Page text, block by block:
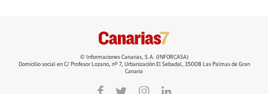
© Informaciones Canarias, S.A. (INFORCASA)
Domicilio social en C/ Profesor Lozano, nº 7, Urbanización El Sebadal, 35008 Las Palmas de Gran
Canaria